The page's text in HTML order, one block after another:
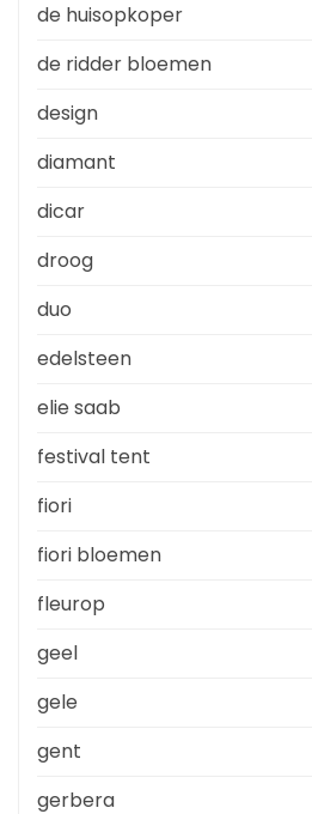
de huisopkoper
de ridder bloemen
design
diamant
dicar
droog
duo
edelsteen
elie saab
festival tent
fiori
fiori bloemen
fleurop
geel
gele
gent
gerbera